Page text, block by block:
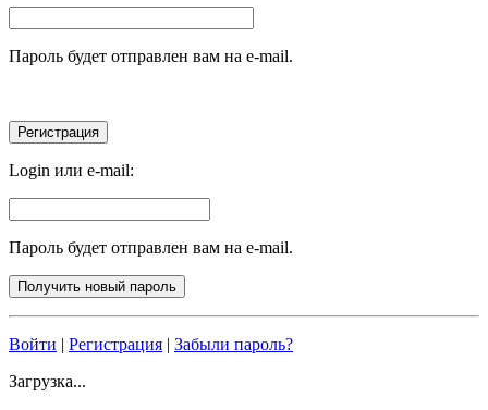
Пароль будет отправлен вам на e-mail.
Login или e-mail:
Пароль будет отправлен вам на e-mail.
Войти | Регистрация | Забыли пароль?
Загрузка...